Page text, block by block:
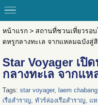
หน้าแรก> สถานที่ชวนเที่ยวรอ
ดหรูกลางทะเล จากแหลมฉบังสู่
Star Voyager เปิ
กลางทะเล จากแ
Tags: star voyager, laem chabang
เรือสำราญ, ทัวร์ล่องเรือสำราญ, แ